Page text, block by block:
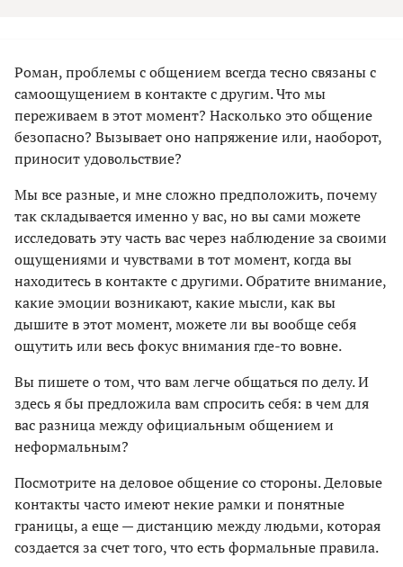
Роман, проблемы с общением всегда тесно связаны с
самоощущением в контакте с другим. Что мы
переживаем в этот момент? Насколько это общение
безопасно? Вызывает оно напряжение или, наоборот,
приносит удовольствие?
Мы все разные, и мне сложно предположить, почему
так складывается именно у вас, но вы сами можете
исследовать эту часть вас через наблюдение за своими
ощущениями и чувствами в тот момент, когда вы
находитесь в контакте с другими. Обратите внимание,
какие эмоции возникают, какие мысли, как вы
дышите в этот момент, можете ли вы вообще себя
ощутить или весь фокус внимания где-то вовне.
Вы пишете о том, что вам легче общаться по делу. И
здесь я бы предложила вам спросить себя: в чем для
вас разница между официальным общением и
неформальным?
Посмотрите на деловое общение со стороны. Деловые
контакты часто имеют некие рамки и понятные
границы, а еще — дистанцию между людьми, которая
создается за счет того, что есть формальные правила.